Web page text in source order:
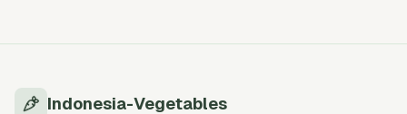
Indonesia-Vegetables